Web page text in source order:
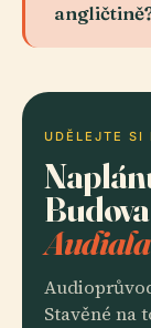
UDĚLEJTE SI
Stavěné na